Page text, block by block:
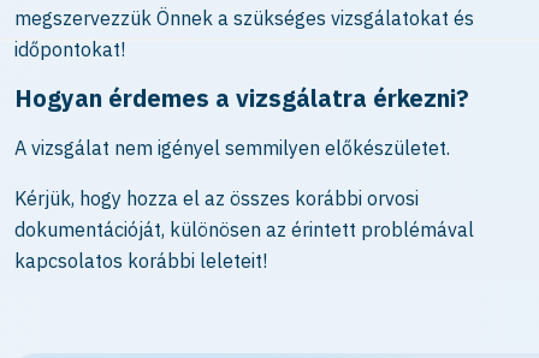
megszervezzük Önnek a szükséges vizsgálatokat és
időpontokat!
Hogyan érdemes a vizsgálatra érkezni?
A vizsgálat nem igényel semmilyen előkészületet.
Kérjük, hogy hozza el az összes korábbi orvosi
dokumentációját, különösen az érintett problémával
kapcsolatos korábbi leleteit!